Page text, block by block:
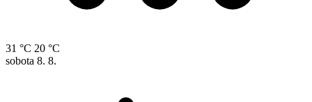
31 °C 20 °C
sobota 8. 8.